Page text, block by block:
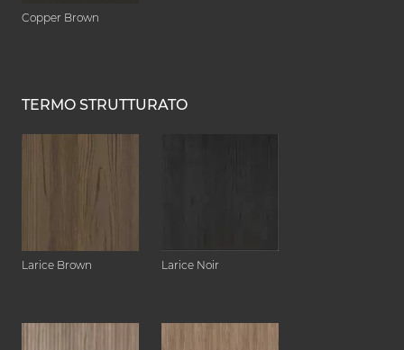
Copper Brown
TERMO STRUTTURATO
Larice Brown Larice Noir